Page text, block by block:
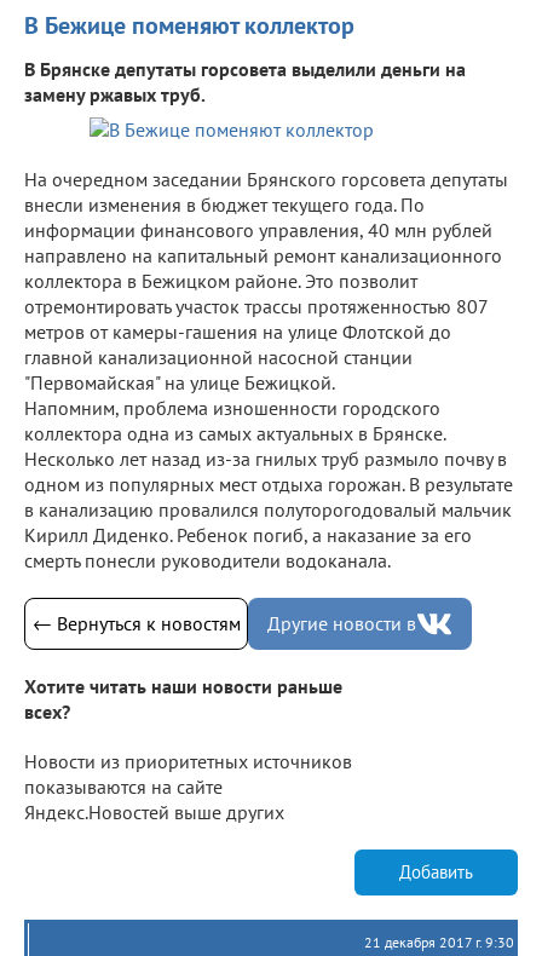
В Бежице поменяют коллектор
В Брянске депутаты горсовета выделили деньги на
замену ржавых труб.
На очередном заседании Брянского горсовета депутаты
внесли изменения в бюджет текущего года. По
информации финансового управления, 40 млн рублей
направлено на капитальный ремонт канализационного
коллектора в Бежицком районе. Это позволит
отремонтировать участок трассы протяженностью 807
метров от камеры-гашения на улице Флотской до
главной канализационной насосной станции
"Первомайская" на улице Бежицкой.
Напомним, проблема изношенности городского
коллектора одна из самых актуальных в Брянске.
Несколько лет назад из-за гнилых труб размыло почву в
одном из популярных мест отдыха горожан. В результате
в канализацию провалился полуторогодовалый мальчик
Кирилл Диденко. Ребенок погиб, а наказание за его
смерть понесли руководители водоканала.
← Вернуться к новостям Другие новости в
Хотите читать наши новости раньше
всех?
Новости из приоритетных источников
показываются на сайте
Яндекс.Новостей выше других
Добавить
21 декабря 2017 г. 9:30